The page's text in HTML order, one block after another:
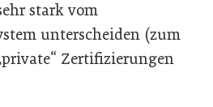
stark vom
unterscheiden (zum
Zertifizierungen